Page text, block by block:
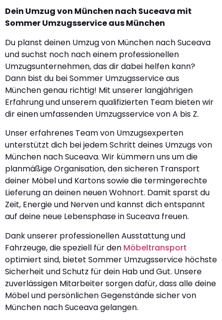
Dein Umzug von München nach Suceava mit
Sommer Umzugsservice aus München
Du planst deinen Umzug von München nach Suceava
und suchst noch nach einem professionellen
Umzugsunternehmen, das dir dabei helfen kann?
Dann bist du bei Sommer Umzugsservice aus
München genau richtig! Mit unserer langjährigen
Erfahrung und unserem qualifizierten Team bieten wir
dir einen umfassenden Umzugsservice von A bis Z.
Unser erfahrenes Team von Umzugsexperten
unterstützt dich bei jedem Schritt deines Umzugs von
München nach Suceava. Wir kümmern uns um die
planmäßige Organisation, den sicheren Transport
deiner Möbel und Kartons sowie die termingerechte
Lieferung an deinen neuen Wohnort. Damit sparst du
Zeit, Energie und Nerven und kannst dich entspannt
auf deine neue Lebensphase in Suceava freuen.
Dank unserer professionellen Ausstattung und
Fahrzeuge, die speziell für den Möbeltransport
optimiert sind, bietet Sommer Umzugsservice höchste
Sicherheit und Schutz für dein Hab und Gut. Unsere
zuverlässigen Mitarbeiter sorgen dafür, dass alle deine
Möbel und persönlichen Gegenstände sicher von
München nach Suceava gelangen.